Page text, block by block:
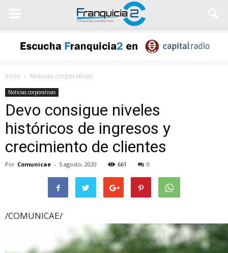
Inicio Noticias corporativas
Noticias corporativas
Devo consigue niveles
históricos de ingresos y
crecimiento de clientes
Por Comunicae - 5 agosto, 2020 661 0
/COMUNICAE/